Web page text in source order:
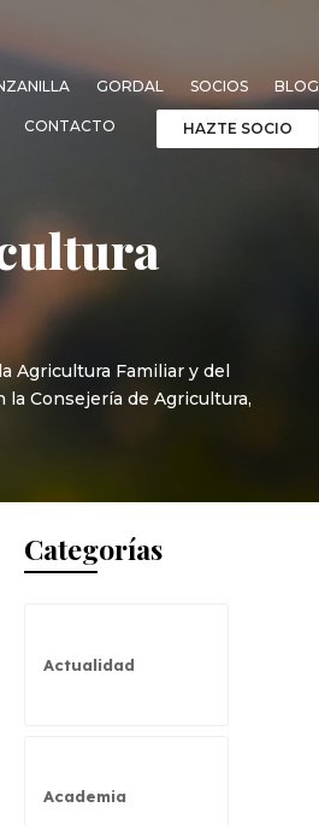
GORDAL SOCIOS BLOG
CONTACTO HAZTE SOCIO
Agricultura Familiar y del
Consejería de Agricultura,
Categorías
Actualidad
Academia